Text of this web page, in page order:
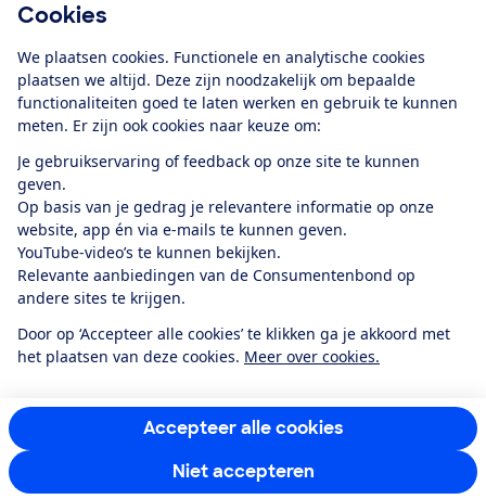
Cookies
We plaatsen cookies. Functionele en analytische cookies
plaatsen we altijd. Deze zijn noodzakelijk om bepaalde
functionaliteiten goed te laten werken en gebruik te kunnen
meten. Er zijn ook cookies naar keuze om:
Je gebruikservaring of feedback op onze site te kunnen
geven.
Op basis van je gedrag je relevantere informatie op onze
website, app én via e-mails te kunnen geven.
YouTube-video’s te kunnen bekijken.
Relevante aanbiedingen van de Consumentenbond op
andere sites te krijgen.
Door op ‘Accepteer alle cookies’ te klikken ga je akkoord met
het plaatsen van deze cookies. Meer over cookies.
Accepteer alle cookies
Niet accepteren
Alles over de
app
Algemene Voorwaarden
Privacyverklaring
Cookiebeleid
Privacyvoorkeuren
Toegankelijkheid
RSS-feed nieuws
Facebook
TwitterInstagram
YoutubeLinkedIn
12.901consumentenbeoordelen de Consumentenbondmet gemiddeld